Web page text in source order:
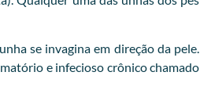
se invagina em direção da pele.
e infecioso crônico chamado